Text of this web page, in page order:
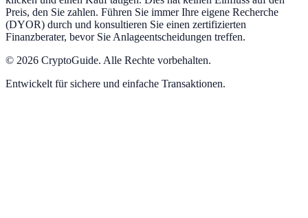
Preis, den Sie zahlen. Führen Sie immer Ihre eigene Recherche
(DYOR) durch und konsultieren Sie einen zertifizierten
Finanzberater, bevor Sie Anlageentscheidungen treffen.
© 2026 CryptoGuide. Alle Rechte vorbehalten.
Entwickelt für sichere und einfache Transaktionen.